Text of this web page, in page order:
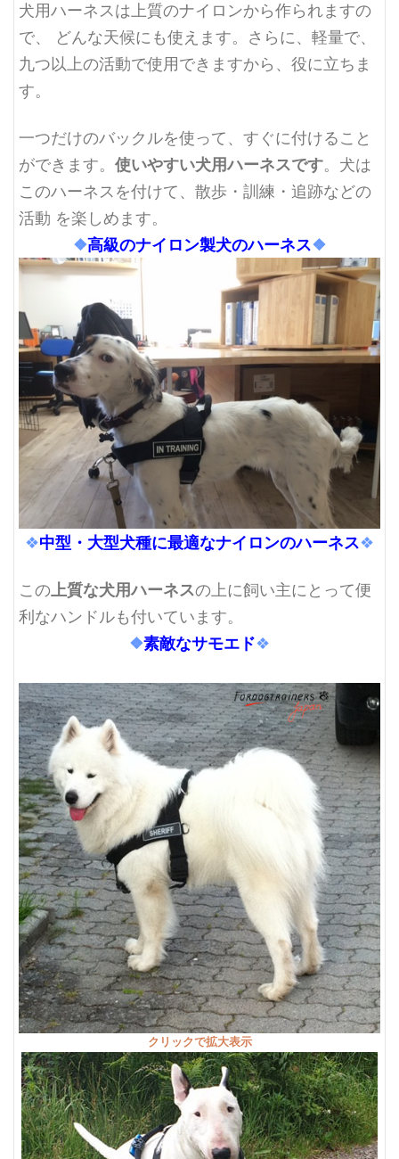
犬用ハーネスは上質のナイロンから作られますの
で、 どんな天候にも使えます。さらに、軽量で、
九つ以上の活動で使用できますから、役に立ちま
す。
一つだけのバックルを使って、すぐに付けること
ができます。 使いやすい犬用ハーネスです。犬は
このハーネスを付けて、散歩・訓練・追跡などの
活動 を楽しめます。
❖高級のナイロン製犬のハーネス❖
❖中型・大型犬種に最適なナイロンのハーネス❖
この上質な犬用ハーネスの上に飼い主にとって便
利なハンドルも付いています。
❖素敵なサモエド❖
クリックで拡大表示